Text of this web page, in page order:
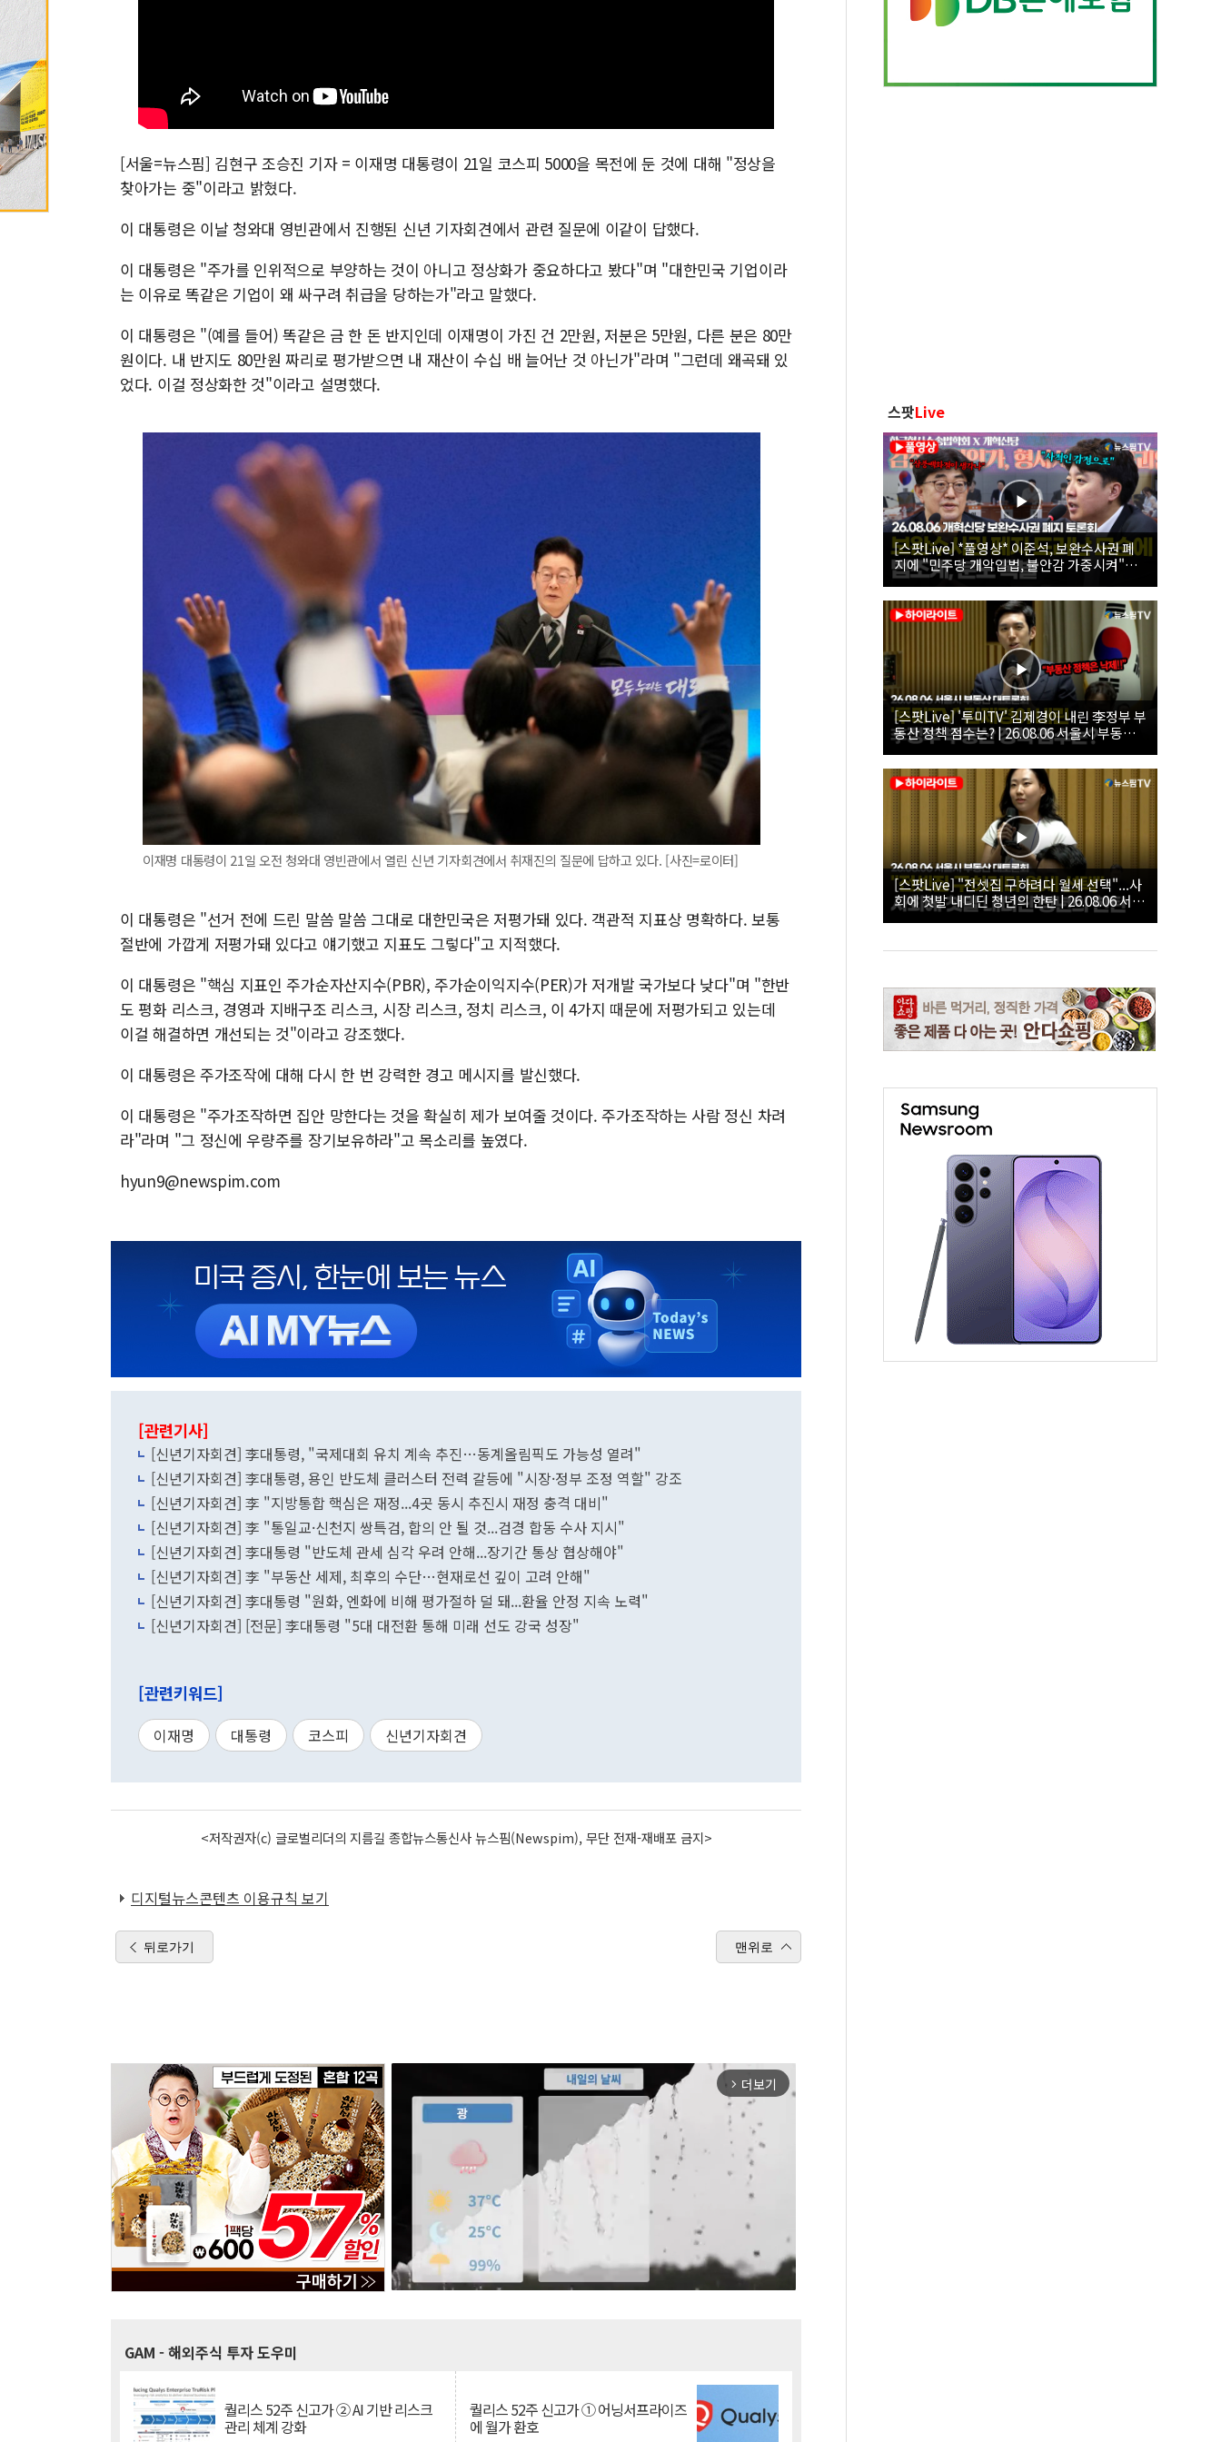
[서울=뉴스핌] 김현구 조승진 기자 = 이재명 대통령이 21일 코스피 5000을 목전에 둔 것에 대해 "정상을
찾아가는 중"이라고 밝혔다.
이 대통령은 이날 청와대 영빈관에서 진행된 신년 기자회견에서 관련 질문에 이같이 답했다.
이 대통령은 "주가를 인위적으로 부양하는 것이 아니고 정상화가 중요하다고 봤다"며 "대한민국 기업이라
는 이유로 똑같은 기업이 왜 싸구려 취급을 당하는가"라고 말했다.
이 대통령은 "(예를 들어) 똑같은 금 한 돈 반지인데 이재명이 가진 건 2만원, 저분은 5만원, 다른 분은 80만
원이다. 내 반지도 80만원 짜리로 평가받으면 내 재산이 수십 배 늘어난 것 아닌가"라며 "그런데 왜곡돼 있
었다. 이걸 정상화한 것"이라고 설명했다.
이재명 대통령이 21일 오전 청와대 영빈관에서 열린 신년 기자회견에서 취재진의 질문에 답하고 있다. [사진=로이터]
이 대통령은 "선거 전에 드린 말씀 말씀 그대로 대한민국은 저평가돼 있다. 객관적 지표상 명확하다. 보통
절반에 가깝게 저평가돼 있다고 얘기했고 지표도 그렇다"고 지적했다.
이 대통령은 "핵심 지표인 주가순자산지수(PBR), 주가순이익지수(PER)가 저개발 국가보다 낮다"며 "한반
도 평화 리스크, 경영과 지배구조 리스크, 시장 리스크, 정치 리스크, 이 4가지 때문에 저평가되고 있는데
이걸 해결하면 개선되는 것"이라고 강조했다.
이 대통령은 주가조작에 대해 다시 한 번 강력한 경고 메시지를 발신했다.
이 대통령은 "주가조작하면 집안 망한다는 것을 확실히 제가 보여줄 것이다. 주가조작하는 사람 정신 차려
라"라며 "그 정신에 우량주를 장기보유하라"고 목소리를 높였다.
hyun9@newspim.com
[관련기사]
[신년기자회견] 李대통령, "국제대회 유치 계속 추진…동계올림픽도 가능성 열려"
[신년기자회견] 李대통령, 용인 반도체 클러스터 전력 갈등에 "시장·정부 조정 역할" 강조​
[신년기자회견] 李 "지방통합 핵심은 재정...4곳 동시 추진시 재정 충격 대비"
[신년기자회견] 李 "통일교·신천지 쌍특검, 합의 안 될 것...검경 합동 수사 지시"
[신년기자회견] 李대통령 "반도체 관세 심각 우려 안해...장기간 통상 협상해야"
[신년기자회견] 李 "부동산 세제, 최후의 수단…현재로선 깊이 고려 안해"
[신년기자회견] 李대통령 "원화, 엔화에 비해 평가절하 덜 돼...환율 안정 지속 노력"
[신년기자회견] [전문] 李대통령 "5대 대전환 통해 미래 선도 강국 성장"
[관련키워드]
이재명 대통령 코스피 신년기자회견
<저작권자(c) 글로벌리더의 지름길 종합뉴스통신사 뉴스핌(Newspim), 무단 전재-재배포 금지>
디지털뉴스콘텐츠 이용규칙 보기
뒤로가기 맨위로
arrow_forward_ios 더보기
GAM - 해외주식 투자 도우미
퀄리스 52주 신고가 ② AI 기반 리스크
관리 체계 강화
퀄리스 52주 신고가 ① 어닝서프라이즈
에 월가 환호
스팟Live
[스팟Live] *풀영상* 이준석, 보완수사권 폐
지에 "민주당 개악입법, 불안감 가중시켜"｜
26.08.06 개혁신당 보완수사권 폐지 토론회
[스팟Live] '투미TV' 김제경이 내린 李정부 부
동산 정책 점수는? | 26.08.06 서울시 부동산
대토론회
[스팟Live] "전셋집 구하려다 월세 선택"...사
회에 첫발 내디딘 청년의 한탄 | 26.08.06 서울
시 부동산 대토론회